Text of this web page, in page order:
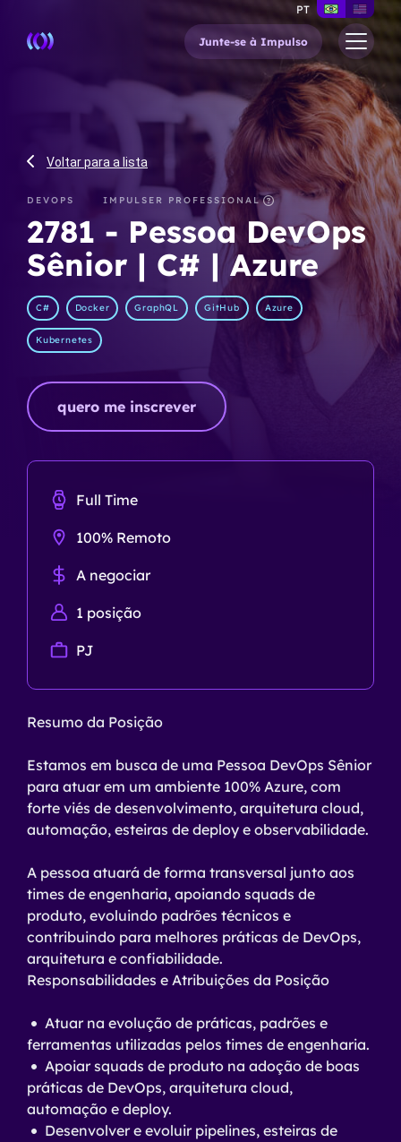
PT
Junte-se à Impulso
Voltar para a lista
DEVOPS IMPULSER PROFESSIONAL
2781 - Pessoa DevOps
Sênior | C# | Azure
C# Docker GraphQL GitHub Azure
Kubernetes
quero me inscrever
Full Time
100% Remoto
A negociar
1 posição
PJ
Resumo da Posição
Estamos em busca de uma Pessoa DevOps Sênior
para atuar em um ambiente 100% Azure, com
forte viés de desenvolvimento, arquitetura cloud,
automação, esteiras de deploy e observabilidade.
A pessoa atuará de forma transversal junto aos
times de engenharia, apoiando squads de
produto, evoluindo padrões técnicos e
contribuindo para melhores práticas de DevOps,
arquitetura e confiabilidade.
Responsabilidades e Atribuições da Posição
Atuar na evolução de práticas, padrões e
ferramentas utilizadas pelos times de engenharia.
Apoiar squads de produto na adoção de boas
práticas de DevOps, arquitetura cloud,
automação e deploy.
Desenvolver e evoluir pipelines, esteiras de